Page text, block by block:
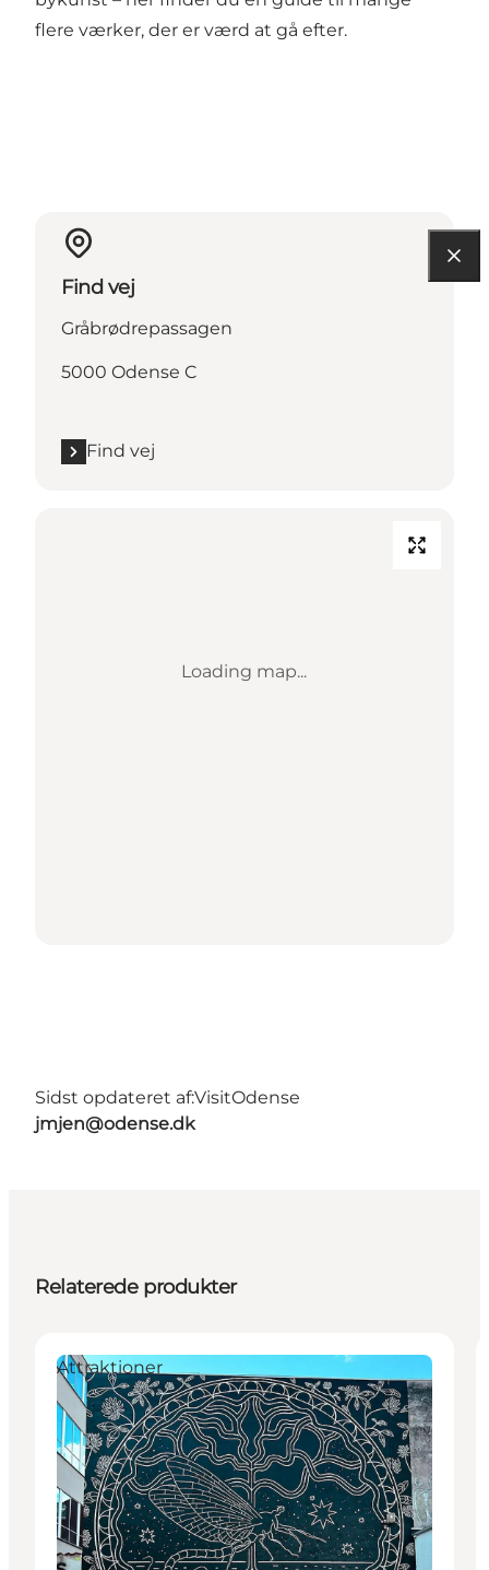
flere værker, der er værd at gå efter.
Find vej
Gråbrødrepassagen
5000 Odense C
Find vej
Loading map...
Sidst opdateret af:VisitOdense
jmjen@odense.dk
Relaterede produkter
Attraktioner